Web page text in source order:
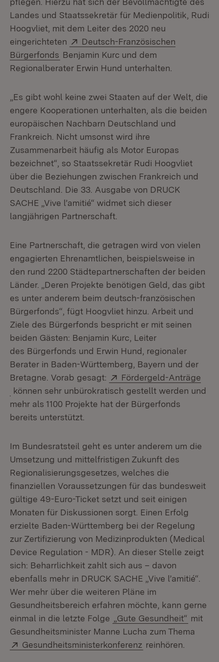
Landes und Staatssekretär für Medienpolitik, Rudi
Hoogvliet, mit dem Leiter des 2020 neu
eingerichteten
Extern:
Deutsch-Französischen
Bürgerfonds (Öffnet in neuem Fenster)
Benjamin Kurc und dem
Regionalberater Erwin Hund unterhalten.
„Es gibt wohl keine zwei Staaten auf der Welt, die
engere Kooperationen unterhalten, als die beiden
europäischen Nachbarn Deutschland und
Frankreich. Nicht umsonst wird ihre
Zusammenarbeit häufig als Motor Europas
bezeichnet“, so Staatssekretär Rudi Hoogvliet
über die Beziehungen zwischen Frankreich und
Deutschland. Die 33. Ausgabe von DRUCK
SACHE „Vive l’amitié“ widmet sich dieser
langjährigen Partnerschaft.
Eine Partnerschaft, die getragen wird von vielen
engagierten Ehrenamtlichen, beispielsweise in
den rund 2200 Städtepartnerschaften der beiden
Länder. „Deren Projekte benötigen Geld, das gibt
es unter anderem beim deutsch-französischen
Bürgerfonds“, fügt Hoogvliet hinzu. Arbeit und
Ziele des Bürgerfonds bespricht er mit seinen
beiden Gästen: Benjamin Kurc, Leiter
des Bürgerfonds und Erwin Hund, regionaler
Berater in Baden-Württemberg, Bayern und der
Bretagne. Vorab gesagt:
Extern:
Fördergeld-Anträge
(Öffnet in neuem Fenster)
können sehr unbürokratisch gestellt werden und
mehr als 1100 Projekte hat der Bürgerfonds
bereits unterstützt.
Im Bundesratsteil geht es unter anderem um die
Umsetzung und mittelfristigen Zukunft des
Regionalisierungsgesetzes, welches die
finanziellen Voraussetzungen für das bundesweit
gültige 49-Euro-Ticket setzt und seit einigen
Monaten für Diskussionen sorgt. Einen Erfolg
erzielte Baden-Württemberg bei der Regelung
zur Zertifizierung von Medizinprodukten (Medical
Device Regulation - MDR). An dieser Stelle zeigt
sich: Beharrlichkeit zahlt sich aus – davon
ebenfalls mehr in DRUCK SACHE „Vive l’amitié“.
Wer mehr über die weiteren Pläne im
Gesundheitsbereich erfahren möchte, kann gerne
einmal in die letzte Folge
„Gute Gesundheit“ mit
Gesundheitsminister Manne Lucha zum Thema
Extern:
Gesundheitsministerkonferenz (Öffnet in neuem
reinhören.